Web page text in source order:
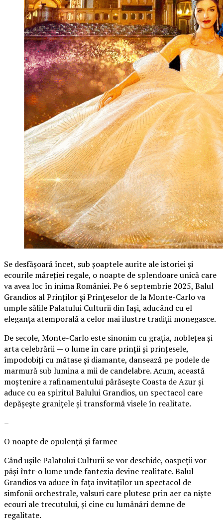
Se desfășoară încet, sub șoaptele aurite ale istoriei și
ecourile măreției regale, o noapte de splendoare unică care
va avea loc în inima României. Pe 6 septembrie 2025, Balul
Grandios al Prinților și Prințeselor de la Monte-Carlo va
umple sălile Palatului Culturii din Iași, aducând cu el
eleganța atemporală a celor mai ilustre tradiții monegasce.
De secole, Monte-Carlo este sinonim cu grația, noblețea și
arta celebrării — o lume în care prinții și prințesele,
împodobiți cu mătase și diamante, dansează pe podele de
marmură sub lumina a mii de candelabre. Acum, această
moștenire a rafinamentului părăsește Coasta de Azur și
aduce cu ea spiritul Balului Grandios, un spectacol care
depășește granițele și transformă visele în realitate.
–
O noapte de opulență și farmec
Când ușile Palatului Culturii se vor deschide, oaspeții vor
păși într-o lume unde fantezia devine realitate. Balul
Grandios va aduce în fața invitaților un spectacol de
simfonii orchestrale, valsuri care plutesc prin aer ca niște
ecouri ale trecutului, și cine cu lumânări demne de
regalitate.